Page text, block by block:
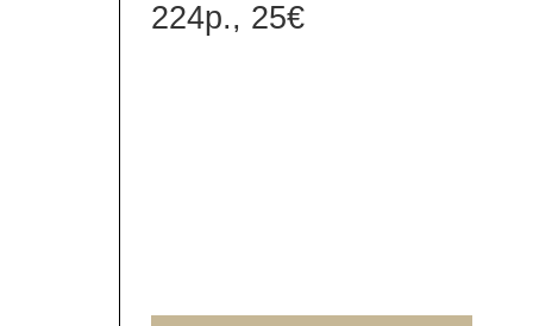
224p., 25€